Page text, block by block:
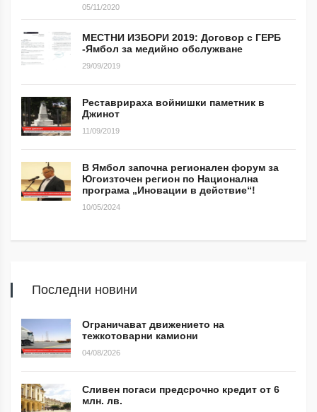
05/11/2020
МЕСТНИ ИЗБОРИ 2019: Договор с ГЕРБ
-Ямбол за медийно обслужване
29/09/2019
Реставрираха войнишки паметник в
Джинот
11/09/2019
В Ямбол започна регионален форум за
Югоизточен регион по Национална
програма „Иновации в действие“!
10/05/2024
Последни новини
Ограничават движението на
тежкотоварни камиони
04/08/2026
Сливен погаси предсрочно кредит от 6
млн. лв.